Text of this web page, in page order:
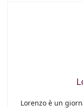
Lorenzo è un